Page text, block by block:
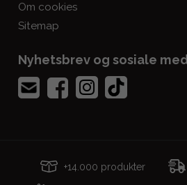
Om cookies
Sitemap
Nyhetsbrev og sosiale
+14.000 produkter